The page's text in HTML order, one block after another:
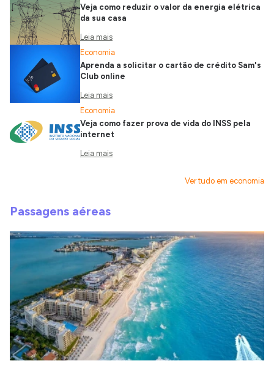
Veja como reduzir o valor da energia elétrica
da sua casa
Leia mais
Economia
Aprenda a solicitar o cartão de crédito Sam's
Club online
Leia mais
Economia
Veja como fazer prova de vida do INSS pela
internet
Leia mais
Ver tudo em economia
Passagens aéreas